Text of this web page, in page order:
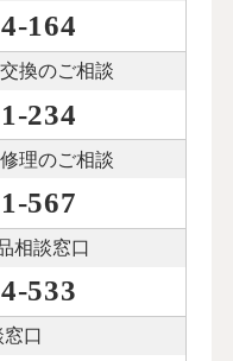
164
換のご相談
234
理のご相談
567
相談窓口
533
口